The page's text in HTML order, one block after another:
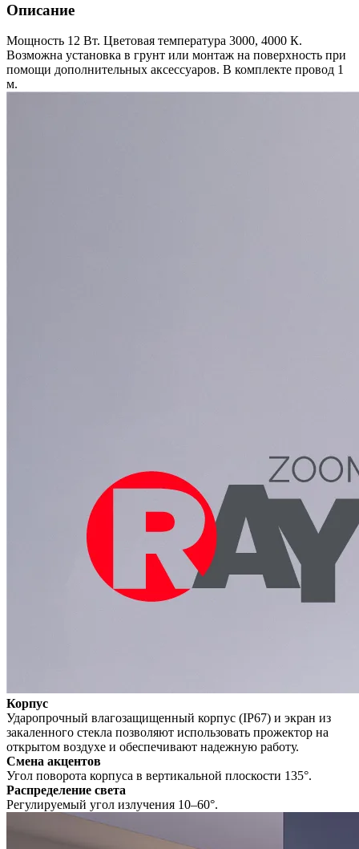
Описание
Мощность 12 Вт. Цветовая температура 3000, 4000 К.
Возможна установка в грунт или монтаж на поверхность при
помощи дополнительных аксессуаров. В комплекте провод 1
м.
Корпус
Ударопрочный влагозащищенный корпус (IP67) и экран из
закаленного стекла позволяют использовать прожектор на
открытом воздухе и обеспечивают надежную работу.
Смена акцентов
Угол поворота корпуса в вертикальной плоскости 135°.
Распределение света
Регулируемый угол излучения 10–60°.